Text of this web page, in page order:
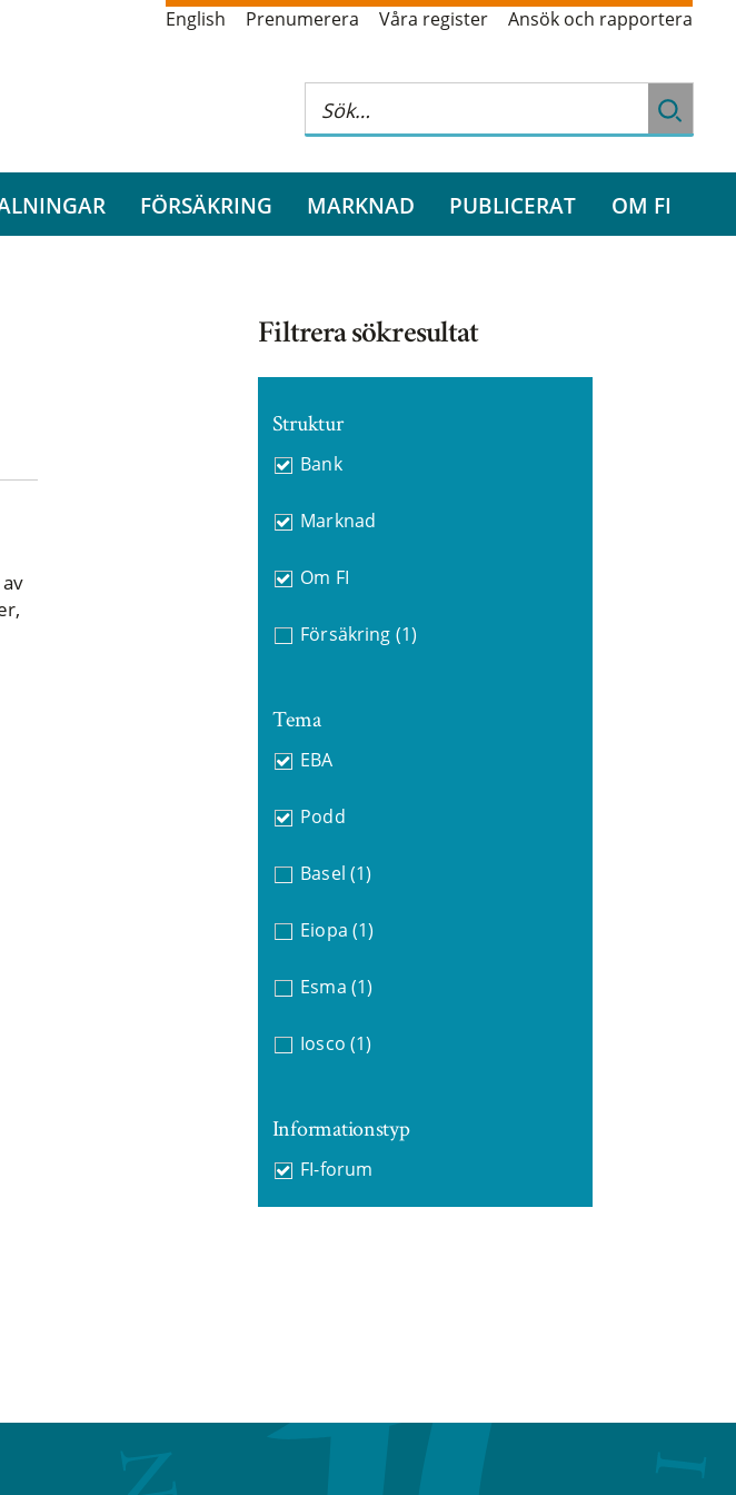
English Prenumerera Våra register Ansök och rapportera
FÖRSÄKRING MARKNAD PUBLICERAT OM FI
Filtrera sökresultat
Struktur
Bank
Marknad
Om FI
Försäkring (1)
Tema
EBA
Podd
Basel (1)
Eiopa (1)
Esma (1)
Iosco (1)
Informationstyp
FI-forum